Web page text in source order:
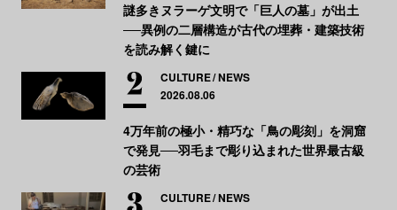
謎多きヌラーゲ文明で「巨人の墓」が出土
──異例の二層構造が古代の埋葬・建築技術
を読み解く鍵に
CULTURE NEWS
2026.08.06
4万年前の極小・精巧な「鳥の彫刻」を洞窟
で発見──羽毛まで彫り込まれた世界最古級
の芸術
CULTURE NEWS